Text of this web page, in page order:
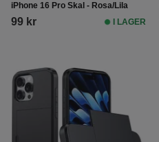
iPhone 16 Pro Skal - Rosa/Lila
99 kr I LAGER